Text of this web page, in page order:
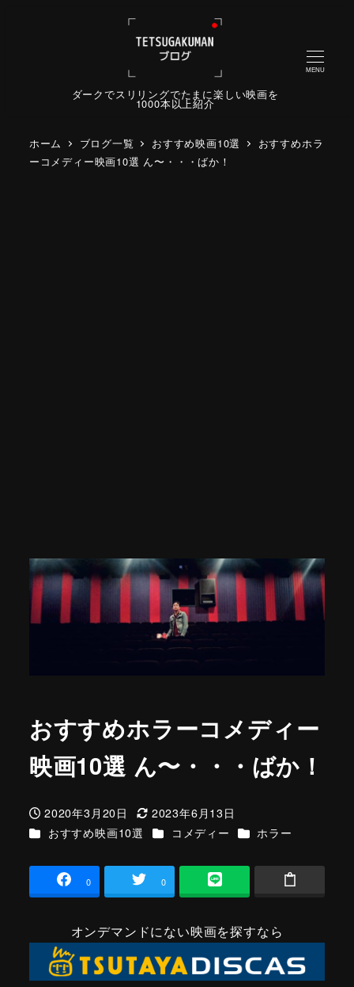
ダークでスリリングでたまに楽しい映画を
1000本以上紹介
MENU
ホーム ブログ一覧 おすすめ映画10選
おすすめホラ
ーコメディー映画10選 ん〜・・・ばか！
おすすめホラーコメディー
映画10選 ん〜・・・ばか！
投稿日
2020年3月20日
更新日
2023年6月13日
カテゴリー
おすすめ映画10選 カテゴリー
コメディー カテゴリー
ホラー
0 0
オンデマンドにない映画を探すなら